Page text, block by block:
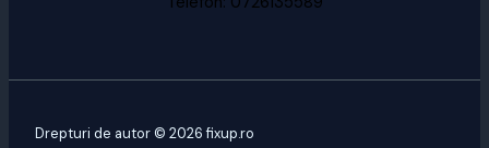
Drepturi de autor © 2026 fixup.ro